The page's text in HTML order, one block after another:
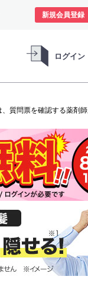
新規会員登録
ログイン